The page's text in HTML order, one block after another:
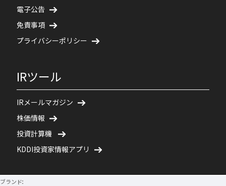
電子公告
免責事項
プライバシーポリシー
IRツール
IRメールマガジン
株価情報
投資計算機
KDDI投資家情報アプリ
ブランド